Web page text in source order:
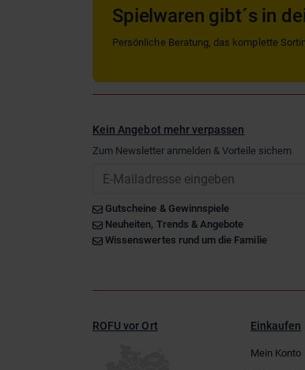
Spielwaren gibt´s in
Persönliche Beratung, das komplette
Kein Angebot mehr verpassen
Zum Newsletter anmelden & Vorteile sichern
Gutscheine & Gewinnspiele
Neuheiten, Trends & Angebote
Wissenswertes rund um die Familie
ROFU vor Ort Einkaufen
Mein Konto